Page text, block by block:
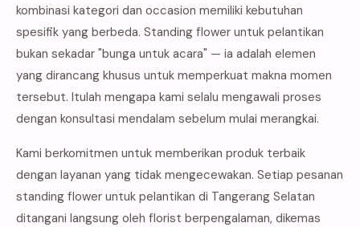
kombinasi kategori dan occasion memiliki kebutuhan
spesifik yang berbeda. Standing flower untuk pelantikan
bukan sekadar "bunga untuk acara" — ia adalah elemen
yang dirancang khusus untuk memperkuat makna momen
tersebut. Itulah mengapa kami selalu mengawali proses
dengan konsultasi mendalam sebelum mulai merangkai.
Kami berkomitmen untuk memberikan produk terbaik
dengan layanan yang tidak mengecewakan. Setiap pesanan
standing flower untuk pelantikan di Tangerang Selatan
ditangani langsung oleh florist berpengalaman, dikemas